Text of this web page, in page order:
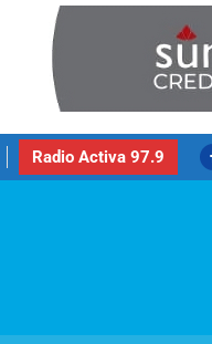
Radio Activa 97.9